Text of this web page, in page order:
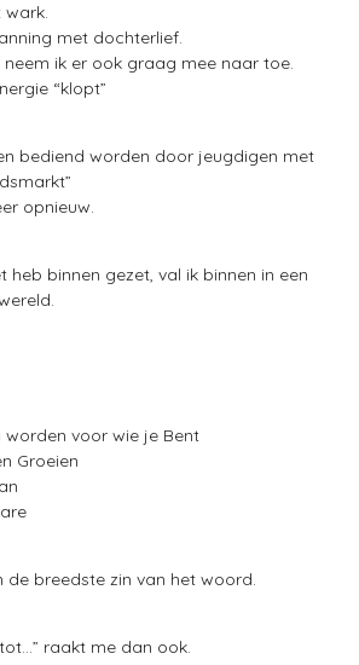
wark.
met dochterlief.
neem ik er ook graag mee naar toe.
“klopt”
bediend worden door jeugdigen met
opnieuw.
heb binnen gezet, val ik binnen in een
worden voor wie je Bent
Groeien
de breedste zin van het woord.
raakt me dan ook.